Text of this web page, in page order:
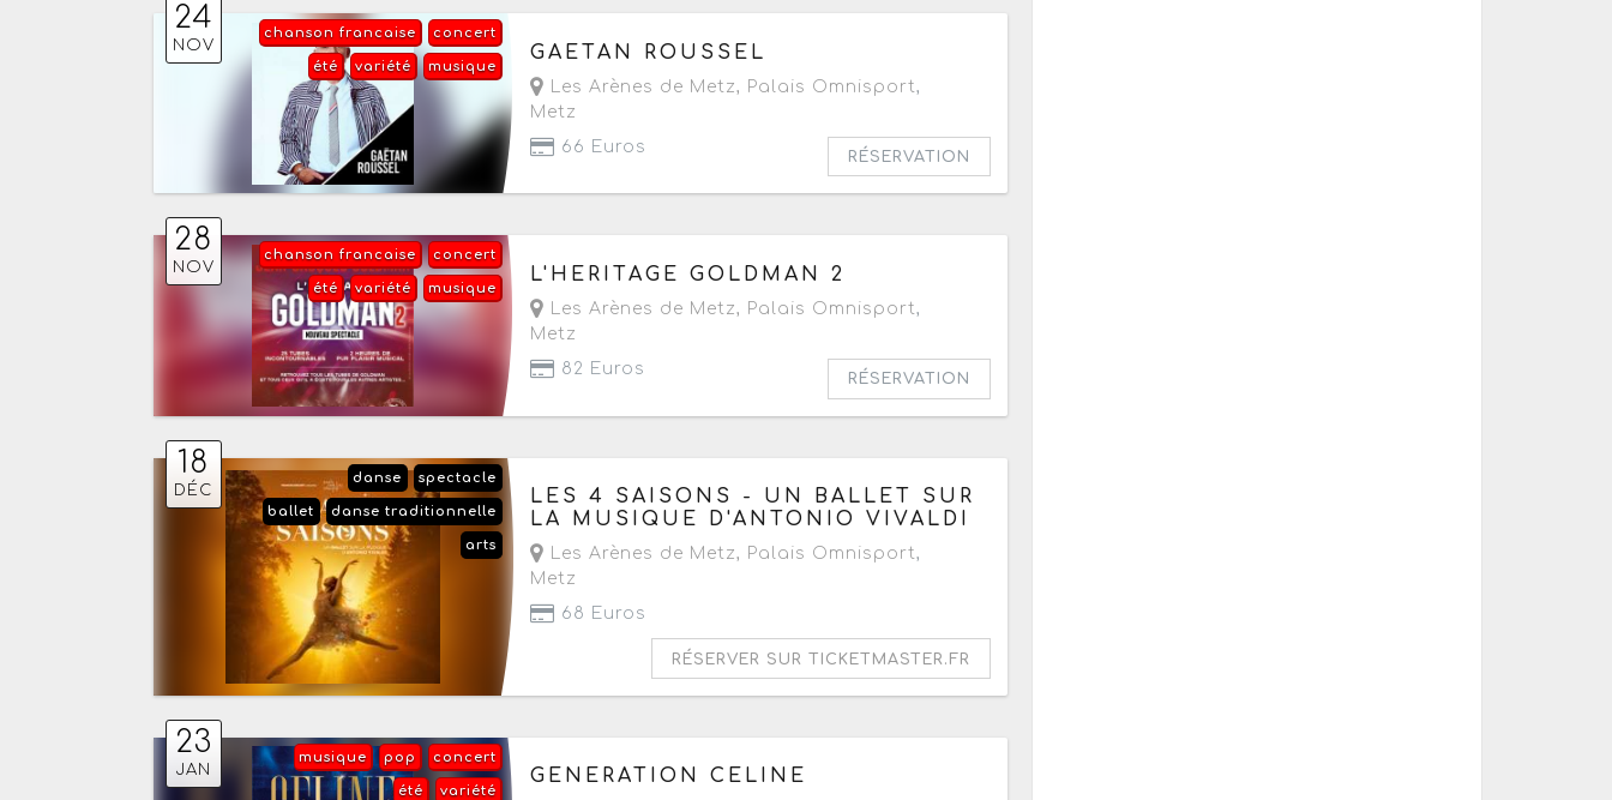
24
NOV
concert
chanson francaise
musique
variété
été
Le mardi 24 novembre 2026
GAETAN ROUSSEL
Les Arènes de Metz, Palais Omnisport,
Metz
66 Euros
RÉSERVATION
28
NOV
concert
chanson francaise
musique
variété
été
Le samedi 28 novembre 2026
L'HERITAGE GOLDMAN 2
Les Arènes de Metz, Palais Omnisport,
Metz
82 Euros
RÉSERVATION
18
DÉC
spectacle
danse
danse traditionnelle
ballet
arts
Le vendredi 18 décembre 2026 à partir de 20h
LES 4 SAISONS - UN BALLET SUR
LA MUSIQUE D'ANTONIO VIVALDI
Les Arènes de Metz, Palais Omnisport,
Metz
68 Euros
RÉSERVER SUR TICKETMASTER.FR
23
JAN
concert
pop
musique
variété
été
Le samedi 23 janvier 2027 à partir de 20h30
GENERATION CELINE